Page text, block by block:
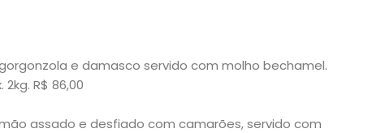
gorgonzola e damasco servido com molho bechamel.
R$ 86,00
assado e desfiado com camarões, servido com